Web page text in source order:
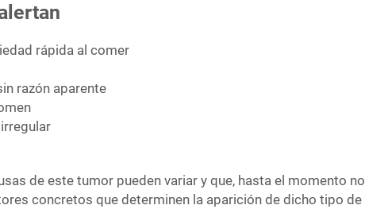
rápida al comer
razón aparente
de este tumor pueden variar y que, hasta el momento no
concretos que determinen la aparición de dicho tipo de